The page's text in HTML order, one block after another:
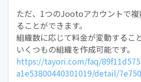
ただ、1つのJootoアカウントで
ることができます。
組織数に応じて料金が変動するこ
いくつもの組織を作成可能です。
https://tayori.com/faq/
a1e53800440301019/detail/